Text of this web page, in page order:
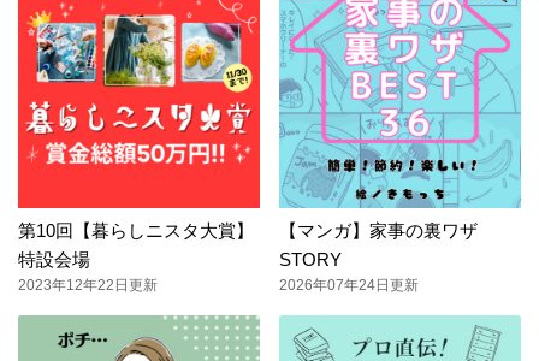
第10回【暮らしニスタ大賞】
特設会場
2023年12年22日更新
【マンガ】家事の裏ワザ
STORY
2026年07年24日更新